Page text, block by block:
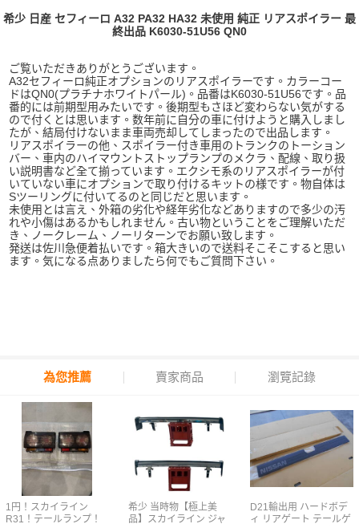
希少 日産 セフィーロ A32 PA32 HA32 未使用 純正 リアスポイラー 最
終出品 K6030-51U56 QN0
ご覧いただきありがとうございます。
A32セフィーロ純正オプションのリアスポイラーです。カラーコー
ドはQN0(プラチナホワイトパール)。品番はK6030-51U56です。品
番的には前期型用みたいです。後期型もさほど変わらない気がする
ので付くとは思います。数年前に自分の車に付けようと購入しまし
たが、結局付けないまま車両売却してしまったので出品します。
リアスポイラーの他、スポイラー付き車用のトランクのトーション
バー、車内のハイマウントストップランプのメクラ、配線、取り扱
い説明書など全て揃っています。エクシモ系のリアスポイラーが付
いていない車にオプションで取り付けるキットの様です。物自体は
Sツーリングに付いてるのと同じだと思います。
未使用とは言え、外箱の劣化や経年劣化などありますので多少の汚
れや小傷はあるかもしれません。古い物ということをご理解いただ
き、ノークレーム、ノーリターンでお願い致します。
発送は佐川急便着払いです。箱大きいので送料そこそこすると思い
ます。気になる点ありましたら何でもご質問下さい。
為您推薦 賣家商品 瀏覽記錄
1円！スカイライン
R31！テールランプ！
希少 当時物【極上美
品】スカイライン ジャ
D21輸出用 ハードボデ
ィ リアゲート テールゲ